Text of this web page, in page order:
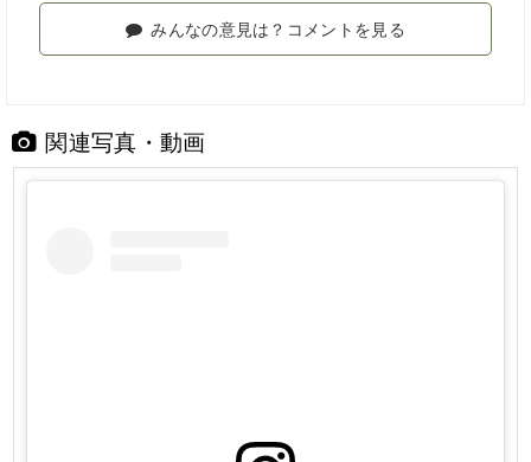
みんなの意見は？コメントを見る
関連写真・動画